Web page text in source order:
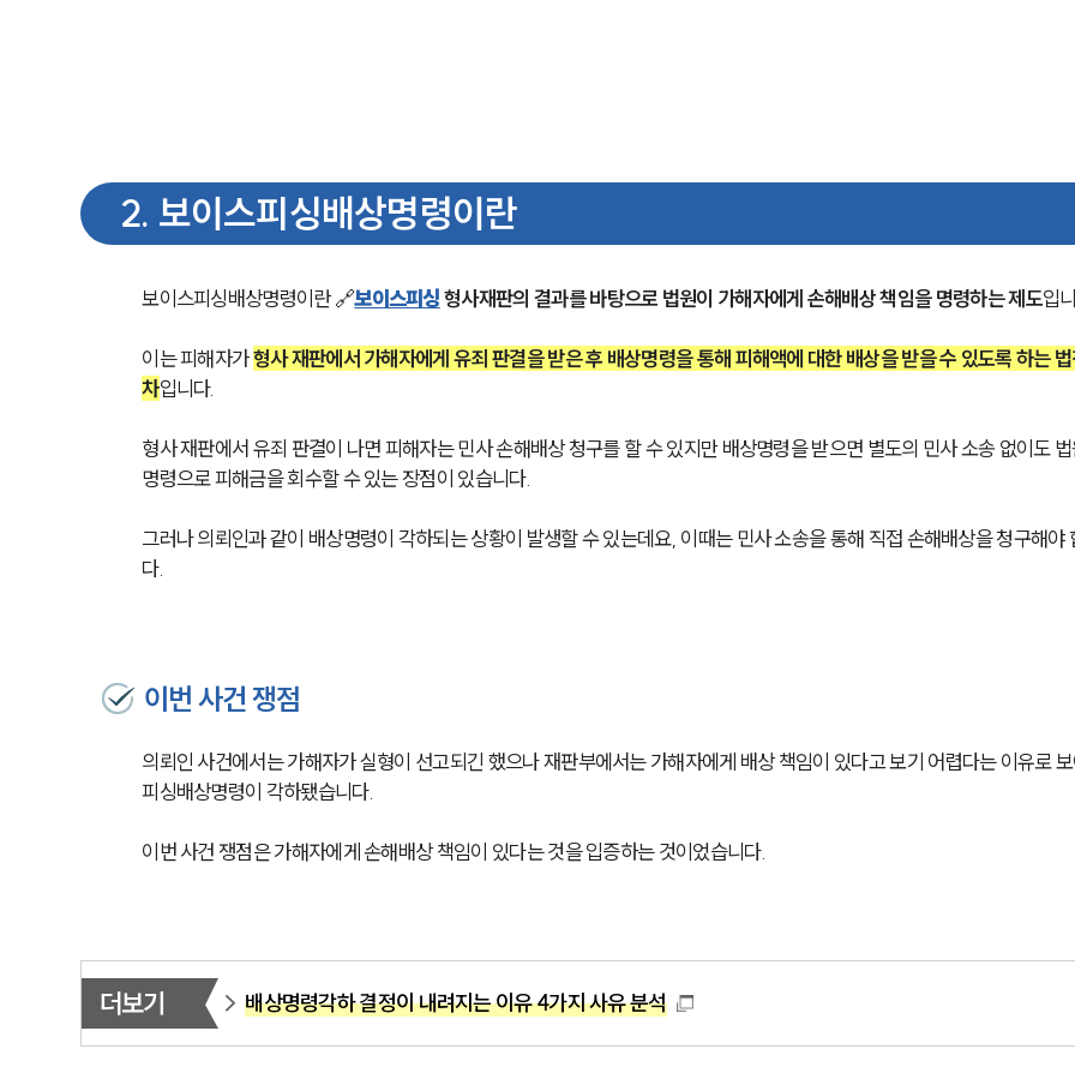
2. 보이스피싱배상명령이란
보이스피싱배상명령이란 🔗보이스피싱 형사재판의 결과를 바탕으로 법원이 가해자에게 손해배상 책임을 명령하는 제도입
이는 피해자가 형사 재판에서 가해자에게 유죄 판결을 받은 후 배상명령을 통해 피해액에 대한 배상을 받을 수 있도록 하는 법
차입니다.
형사 재판에서 유죄 판결이 나면 피해자는 민사 손해배상 청구를 할 수 있지만 배상명령을 받으면 별도의 민사 소송 없이도
명령으로 피해금을 회수할 수 있는 장점이 있습니다.
그러나 의뢰인과 같이 배상명령이 각하되는 상황이 발생할 수 있는데요, 이때는 민사 소송을 통해 직접 손해배상을 청구해야
다.
이번 사건 쟁점
의뢰인 사건에서는 가해자가 실형이 선고되긴 했으나 재판부에서는 가해자에게 배상 책임이 있다고 보기 어렵다는 이유로
피싱배상명령이 각하됐습니다.
이번 사건 쟁점은 가해자에게 손해배상 책임이 있다는 것을 입증하는 것이었습니다.
더보기 배상명령각하 결정이 내려지는 이유 4가지 사유 분석